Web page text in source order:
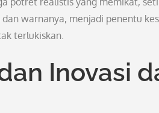
warnanya, menjadi penentu
terlukiskan.
Inovasi